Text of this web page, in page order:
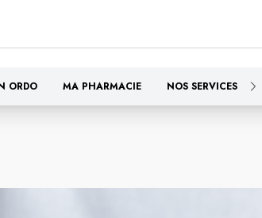
ORDO MA PHARMACIE NOS SERVICES